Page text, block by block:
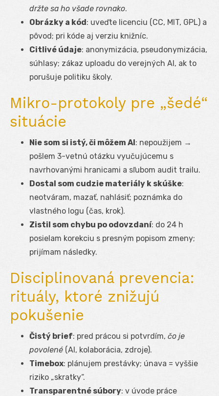
držte sa ho všade rovnako.
Obrázky a kód: uveďte licenciu (CC, MIT, GPL) a
pôvod; pri kóde aj verziu knižníc.
Citlivé údaje: anonymizácia, pseudonymizácia,
súhlasy; zákaz uploadu do verejných AI, ak to
porušuje politiku školy.
Mikro-protokoly pre „šedé“
situácie
Nie som si istý, či môžem AI: nepoužijem →
pošlem 3-vetnú otázku vyučujúcemu s
navrhovanými hranicami a sľubom audit trailu.
Dostal som cudzie materiály k skúške:
neotváram, mazať, nahlásiť; poznámka do
vlastného logu (čas, krok).
Zistil som chybu po odovzdaní: do 24 h
posielam korekciu s presným popisom zmeny;
prijímam následky.
Disciplinovaná prevencia:
rituály, ktoré znižujú
pokušenie
Čistý brief: pred prácou si potvrdím, čo je
povolené (AI, kolaborácia, zdroje).
Timebox: plánujem prestávky; únava = vyššie
riziko „skratky“.
Transparentné súbory: v úvode práce